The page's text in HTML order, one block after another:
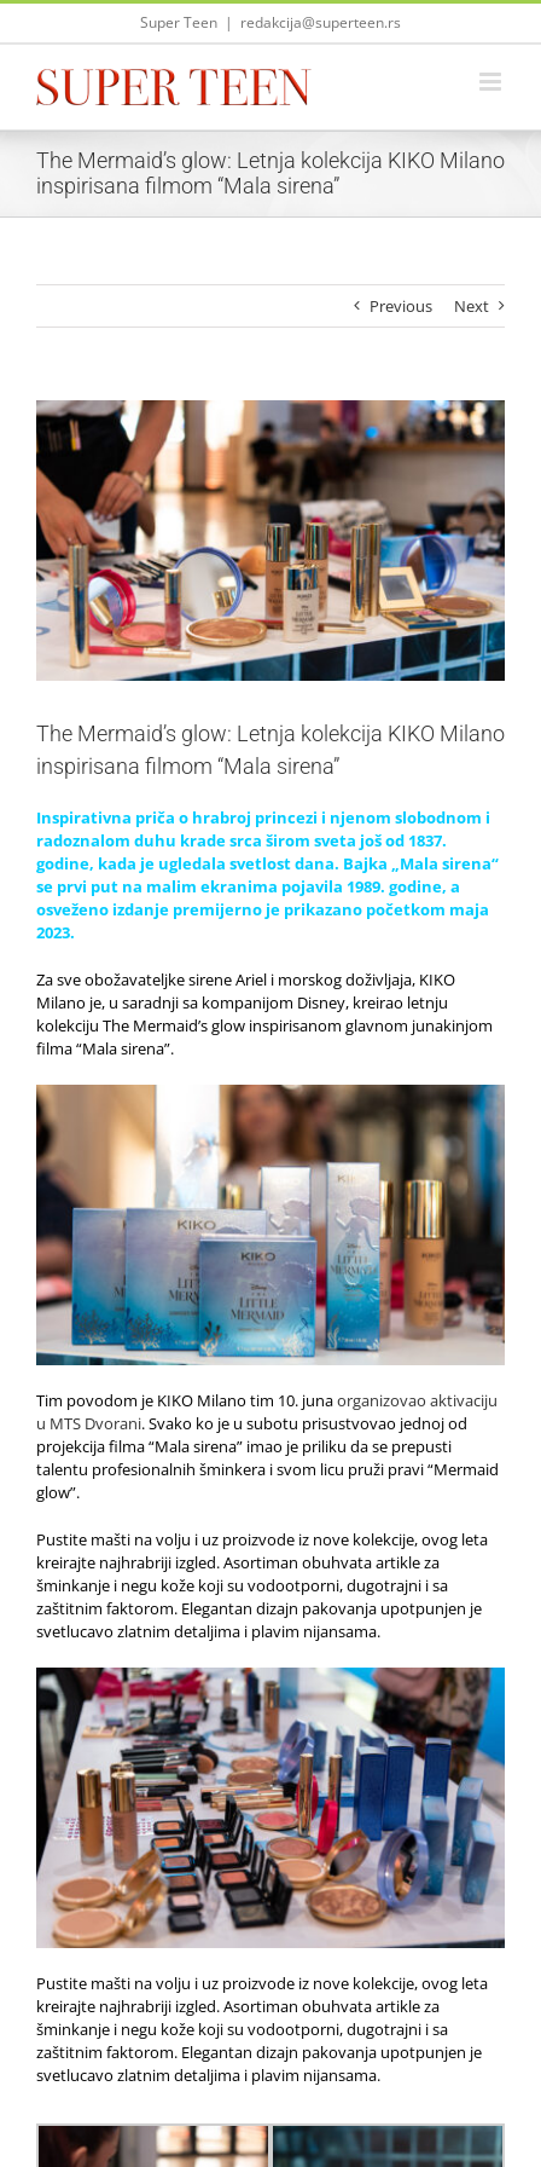
Skip
Super Teen | redakcija@superteen.rs
The Mermaid’s glow: Letnja kolekcija KIKO Milano
inspirisana filmom “Mala sirena”
Previous Next
View
Larger
Image
The Mermaid’s glow: Letnja kolekcija KIKO Milano
inspirisana filmom “Mala sirena”
Inspirativna priča o hrabroj princezi i njenom slobodnom i
radoznalom duhu krade srca širom sveta još od 1837.
godine, kada je ugledala svetlost dana. Bajka „Mala sirena“
se prvi put na malim ekranima pojavila 1989. godine, a
osveženo izdanje premijerno je prikazano početkom maja
2023.
Za sve obožavateljke sirene Ariel i morskog doživljaja, KIKO
Milano je, u saradnji sa kompanijom Disney, kreirao letnju
kolekciju The Mermaid’s glow inspirisanom glavnom junakinjom
filma “Mala sirena”.
Tim povodom je KIKO Milano tim 10. junaorganizovao aktivaciju
u MTS Dvorani. Svako ko je u subotu prisustvovao jednoj od
projekcija filma “Mala sirena” imao je priliku da se prepusti
talentu profesionalnih šminkera i svom licu pruži pravi “Mermaid
glow”.
Pustite mašti na volju i uz proizvode iz nove kolekcije, ovog leta
kreirajte najhrabriji izgled. Asortiman obuhvata artikle za
šminkanje i negu kože koji su vodootporni, dugotrajni i sa
zaštitnim faktorom. Elegantan dizajn pakovanja upotpunjen je
svetlucavo zlatnim detaljima i plavim nijansama.
Pustite mašti na volju i uz proizvode iz nove kolekcije, ovog leta
kreirajte najhrabriji izgled. Asortiman obuhvata artikle za
šminkanje i negu kože koji su vodootporni, dugotrajni i sa
zaštitnim faktorom. Elegantan dizajn pakovanja upotpunjen je
svetlucavo zlatnim detaljima i plavim nijansama.